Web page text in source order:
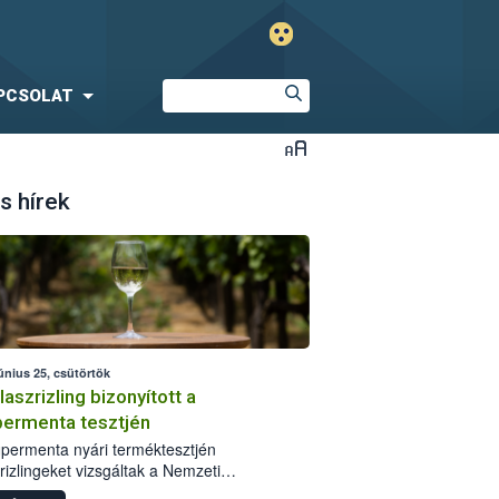
hírek
25, csütörtök
bizonyított a
tesztjén
nyári terméktesztjén
vizsgáltak a Nemzeti
biztonsági Hivatal (Nébih)